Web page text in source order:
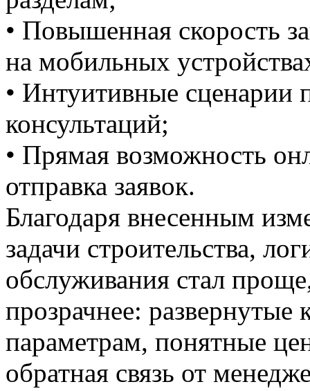
• Повышенная скорость
на мобильных
• Интуитивные сценарии
консультаций;
• Прямая возможность
отправка заявок.
Благодаря внесенным
задачи строительства,
обслуживания стал
прозрачнее:
параметрам, понятные
обратная связь от